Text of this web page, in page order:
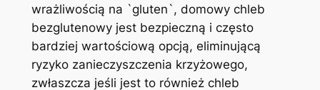
wrażliwością na `gluten`, domowy chleb
bezglutenowy jest bezpieczną i często
bardziej wartościową opcją, eliminującą
ryzyko zanieczyszczenia krzyżowego,
zwłaszcza jeśli jest to również chleb